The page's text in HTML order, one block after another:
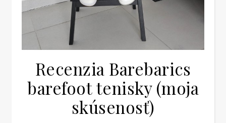
Recenzia Barebarics
barefoot tenisky (moja
skúsenosť)